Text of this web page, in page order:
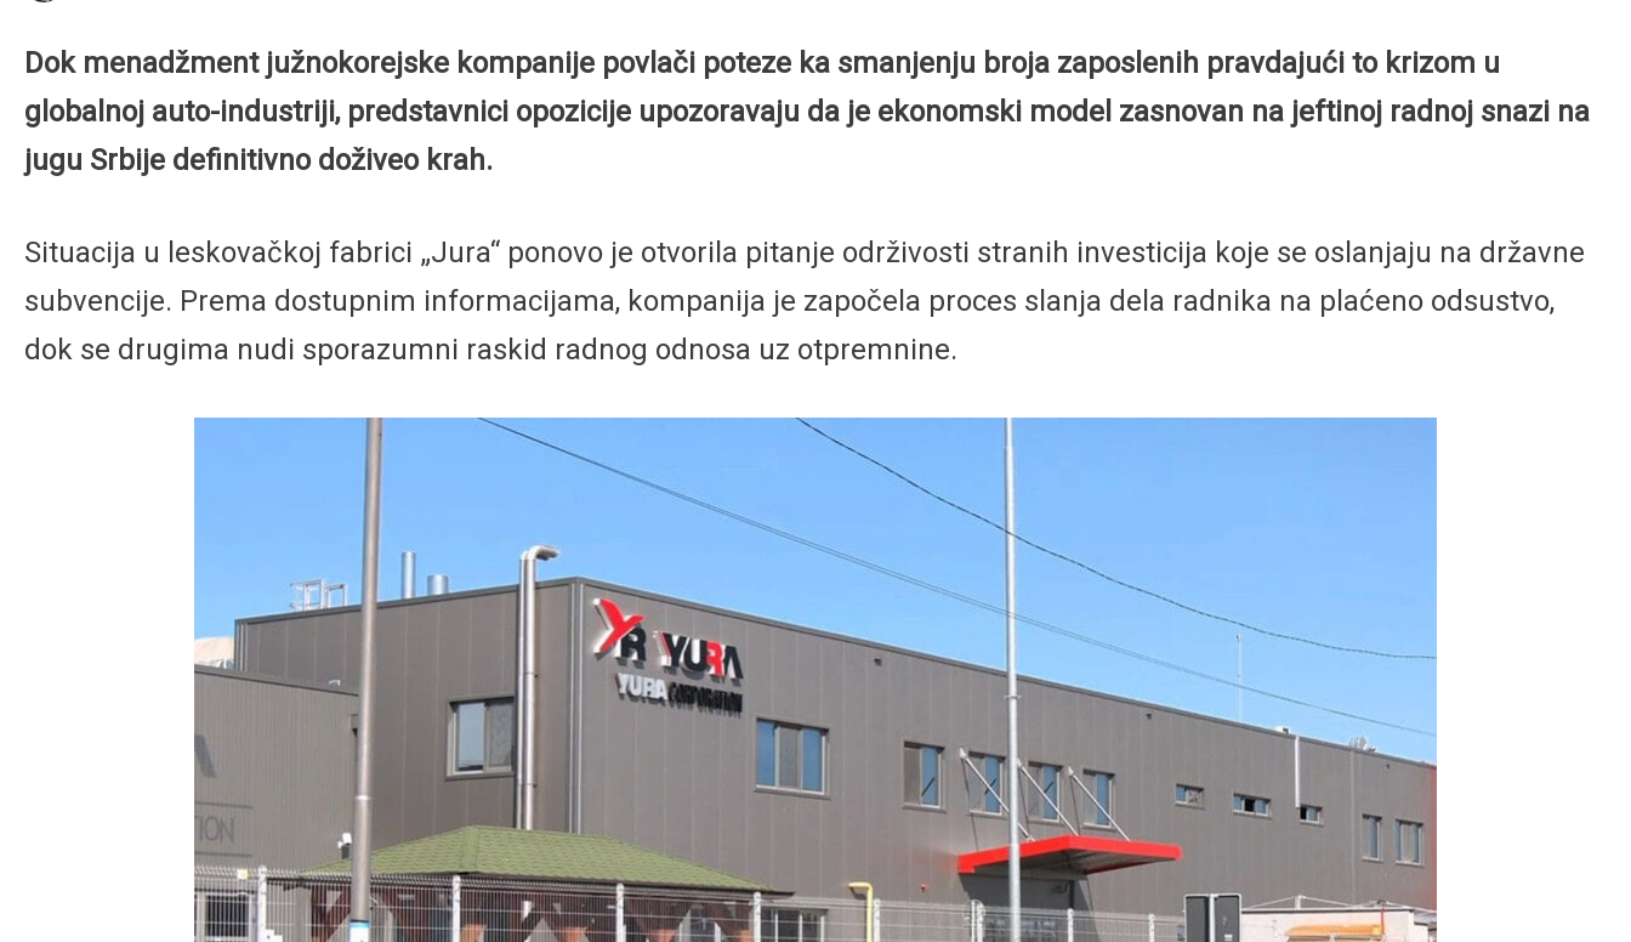
Dok menadžment južnokorejske kompanije povlači poteze ka smanjenju broja zaposlenih pravdajući to krizom u
globalnoj auto-industriji, predstavnici opozicije upozoravaju da je ekonomski model zasnovan na jeftinoj radnoj snazi na
jugu Srbije definitivno doživeo krah.
Situacija u leskovačkoj fabrici „Jura“ ponovo je otvorila pitanje održivosti stranih investicija koje se oslanjaju na državne
subvencije. Prema dostupnim informacijama, kompanija je započela proces slanja dela radnika na plaćeno odsustvo,
dok se drugima nudi sporazumni raskid radnog odnosa uz otpremnine.